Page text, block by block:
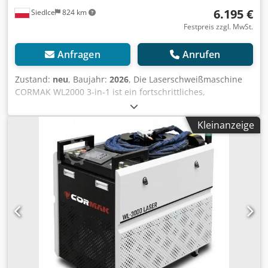
Siedlce 824 km 6.195 €
Festpreis zzgl. MwSt.
Anfragen Anrufen
Zustand: neu, Baujahr: 2026, Die Laserschweißmaschine
CORMAK WL2000 3-in-1 ist ein fortschrittliches,
industrielles Gerät, das die Faserlasertechnologie für
präzises Schweißen, Schneiden und Reinigen einsetzt.
Dank ihrer kompakten Bauweise und der integrierten
Steuerungssysteme ist die Maschine eine ideale Lösung
für Produktionsbetriebe, die hohe Leistung,
Wiederholgenauigkeit und eine geringe Wärmeeinwirkung
auf das Material benötigen. Hauptvorteile der Maschine:
Djdpfsizr Rljx Anisck * Effizientes Wasserkühlsystem –
sorgt für eine stabile Betriebstemperatur und verlängert
die Lebensdauer der Komponenten. * Ergonomischer
Schweißkopf – einstellbarer Fokuspunkt von 0–5 mm,
austauschbare Düsen, 7-m-Faser, hohe Mobilität. *
Automatischer Drahtvorschub – synchronisiert mit der
Kleinanzeige